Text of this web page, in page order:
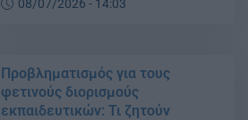
08/07/2026 - 14:03
Προβληματισμός για τους
φετινούς διορισμούς
εκπαιδευτικών: Τι ζητούν